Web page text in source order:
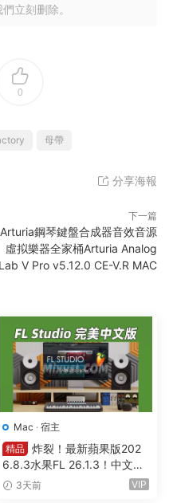
立刻删除。
0
母帶
分享海報
下一篇
Arturia鋼琴鍵盤合成器音效音源
虛拟樂器全家桶Arturia Analog
Lab V Pro v5.12.0 CE-V.R MAC
Mac · 宿主
精品 炸裂！最新蘋果版202
6.8.3水果FL 26.1.3！中文編
曲軟件Image Line-FL Studio
3天前 VIP